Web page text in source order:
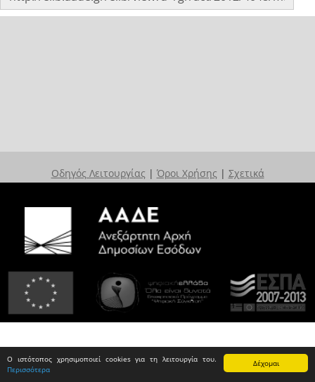
Δέχομαι
Ο ιστότοπος χρησιμοποιεί cookies για τη λειτουργία του.
Περισσότερα
Οδηγός Λειτουργίας | Όροι Χρήσης | Σχετικά